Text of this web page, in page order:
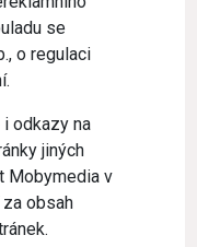
se
o regulaci
odkazy na
jiných
Mobymedia v
obsah